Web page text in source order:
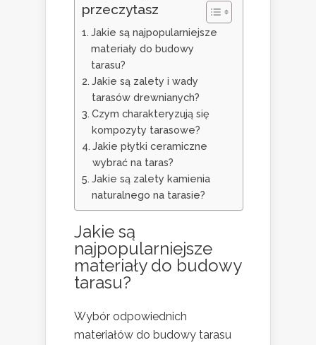
przeczytasz
Jakie są najpopularniejsze
materiały do budowy
tarasu?
Jakie są zalety i wady
tarasów drewnianych?
Czym charakteryzują się
kompozyty tarasowe?
Jakie płytki ceramiczne
wybrać na taras?
Jakie są zalety kamienia
naturalnego na tarasie?
Jakie są
najpopularniejsze
materiały do budowy
tarasu?
Wybór odpowiednich
materiałów do budowy tarasu